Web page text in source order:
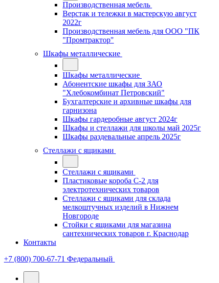
Производственная мебель
Верстак и тележки в мастерскую август
2022г
Производственная мебель для ООО "ПК
"Промтрактор"
Шкафы металлические
Шкафы металлические
Абонентские шкафы для ЗАО
"Хлебокомбинат Петровский"
Бухгалтерские и архивные шкафы для
гарнизона
Шкафы гардеробные август 2024г
Шкафы и стеллажи для школы май 2025г
Шкафы раздевальные апрель 2025г
Стеллажи с ящиками
Стеллажи с ящиками
Пластиковые короба С-2 для
электротехнических товаров
Стеллажи с ящиками для склада
мелкоштучных изделий в Нижнем
Новгороде
Стойки с ящиками для магазина
сантехнических товаров г. Краснодар
Контакты
+7 (800) 700-67-71 Федеральный